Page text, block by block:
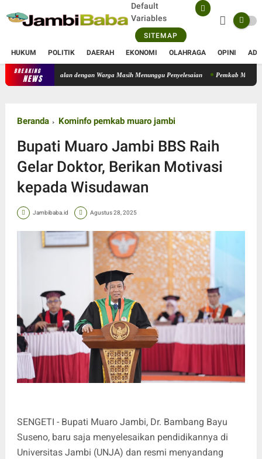
Default
Variables
SITEMAP
HUKUM POLITIK DAERAH EKONOMI OLAHRAGA OPINI
BREAKING
NEWS Operasional PT SATU Diizinkan Berjalan, Sejumlah Persoalan dengan
Beranda Kominfo pemkab muaro jambi
Bupati Muaro Jambi BBS Raih
Gelar Doktor, Berikan Motivasi
kepada Wisudawan
Jambibaba.id Agustus 28, 2025
SENGETI - Bupati Muaro Jambi, Dr. Bambang Bayu
Suseno, baru saja menyelesaikan pendidikannya di
Universitas Jambi (UNJA) dan resmi menyandang